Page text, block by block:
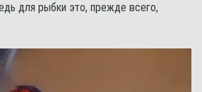
для рыбки это, прежде всего,